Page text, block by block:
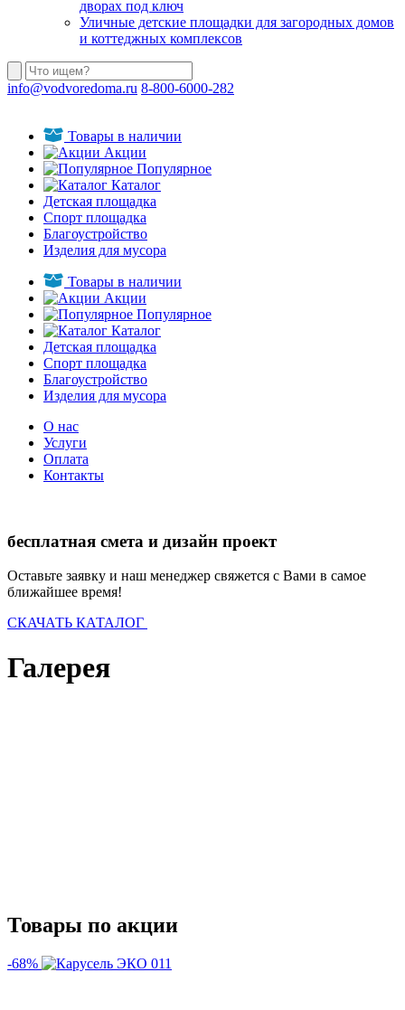
дворах под ключ
Уличные детские площадки для загородных домов
и коттеджных комплексов
info@vodvoredoma.ru 8-800-6000-282
Товары в наличии
Акции
Популярное
Каталог
Детская площадка
Спорт площадка
Благоустройство
Изделия для мусора
Товары в наличии
Акции
Популярное
Каталог
Детская площадка
Спорт площадка
Благоустройство
Изделия для мусора
О нас
Услуги
Оплата
Контакты
бесплатная смета и дизайн проект
Оставьте заявку и наш менеджер свяжется с Вами в самое
ближайшее время!
СКАЧАТЬ КАТАЛОГ
Галерея
Товары по акции
-68%